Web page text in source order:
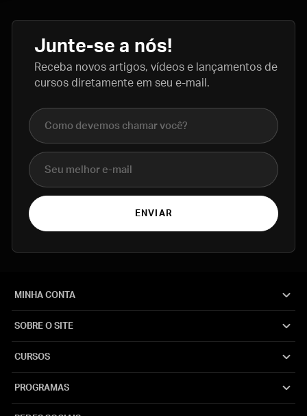
Junte-se a nós!
Receba novos artigos, vídeos e lançamentos de
cursos diretamente em seu e-mail.
Nome completo
E-mail
ENVIAR
MINHA CONTA
SOBRE O SITE
CURSOS
PROGRAMAS